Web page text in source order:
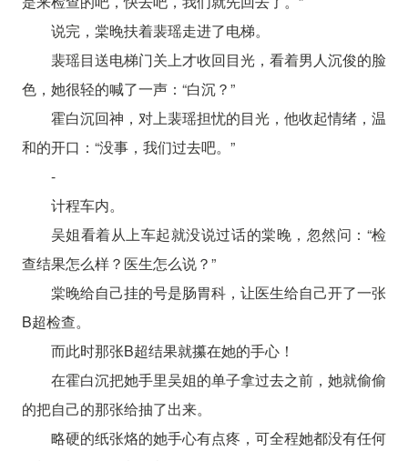
说完，棠晚扶着裴瑶走进了电梯。
裴瑶目送电梯门关上才收回目光，看着男人沉俊的脸
色，她很轻的喊了一声：“白沉？”
霍白沉回神，对上裴瑶担忧的目光，他收起情绪，温
和的开口：“没事，我们过去吧。”
-
计程车内。
吴姐看着从上车起就没说过话的棠晚，忽然问：“检
查结果怎么样？医生怎么说？”
棠晚给自己挂的号是肠胃科，让医生给自己开了一张
B超检查。
而此时那张B超结果就攥在她的手心！
在霍白沉把她手里吴姐的单子拿过去之前，她就偷偷
的把自己的那张给抽了出来。
略硬的纸张烙的她手心有点疼，可全程她都没有任何